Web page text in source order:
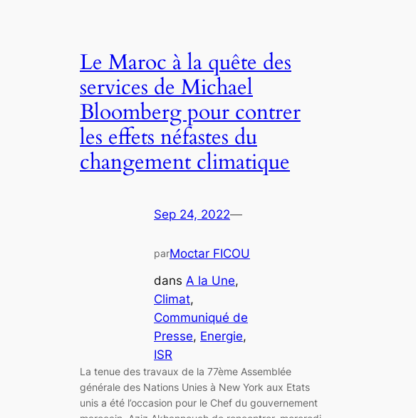
Le Maroc à la quête des
services de Michael
Bloomberg pour contrer
les effets néfastes du
changement climatique
Sep 24, 2022—
parMoctar FICOU
dans A la Une
Climat
Communiqué de
Presse, Energie
ISR
La tenue des travaux de la 77ème Assemblée
générale des Nations Unies à New York aux Etats
unis a été l’occasion pour le Chef du gouvernement